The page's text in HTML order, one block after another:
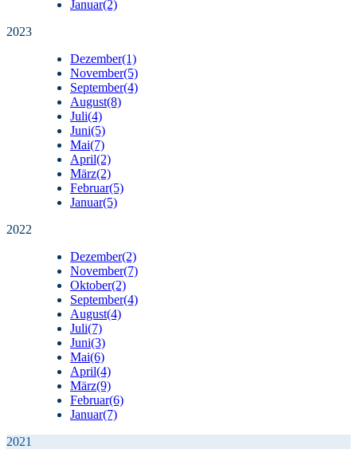
Januar(2)
2023
Dezember(1)
November(5)
September(4)
August(8)
Juli(4)
Juni(5)
Mai(7)
April(2)
März(2)
Februar(5)
Januar(5)
2022
Dezember(2)
November(7)
Oktober(2)
September(4)
August(4)
Juli(7)
Juni(3)
Mai(6)
April(4)
März(9)
Februar(6)
Januar(7)
2021